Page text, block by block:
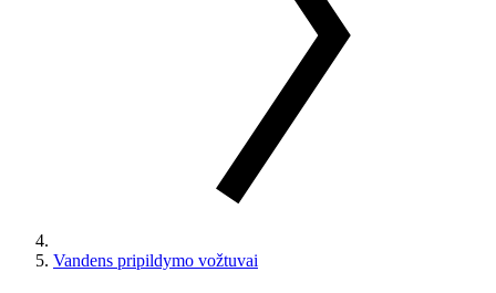
Vandens pripildymo vožtuvai